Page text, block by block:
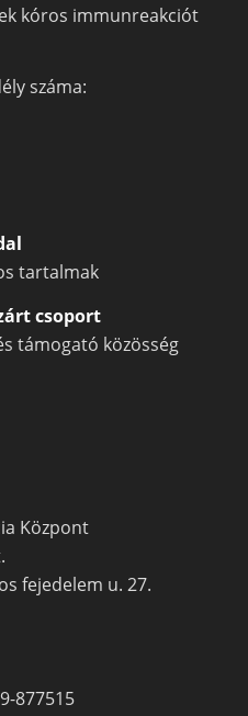
kóros immunreakciót
száma:
tartalmak
csoport
támogató közösség
Központ
fejedelem u. 27.
877515